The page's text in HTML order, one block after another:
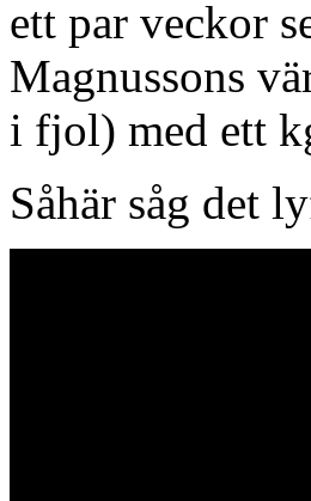
ett par veckor
Magnussons
i fjol) med ett
Såhär såg det